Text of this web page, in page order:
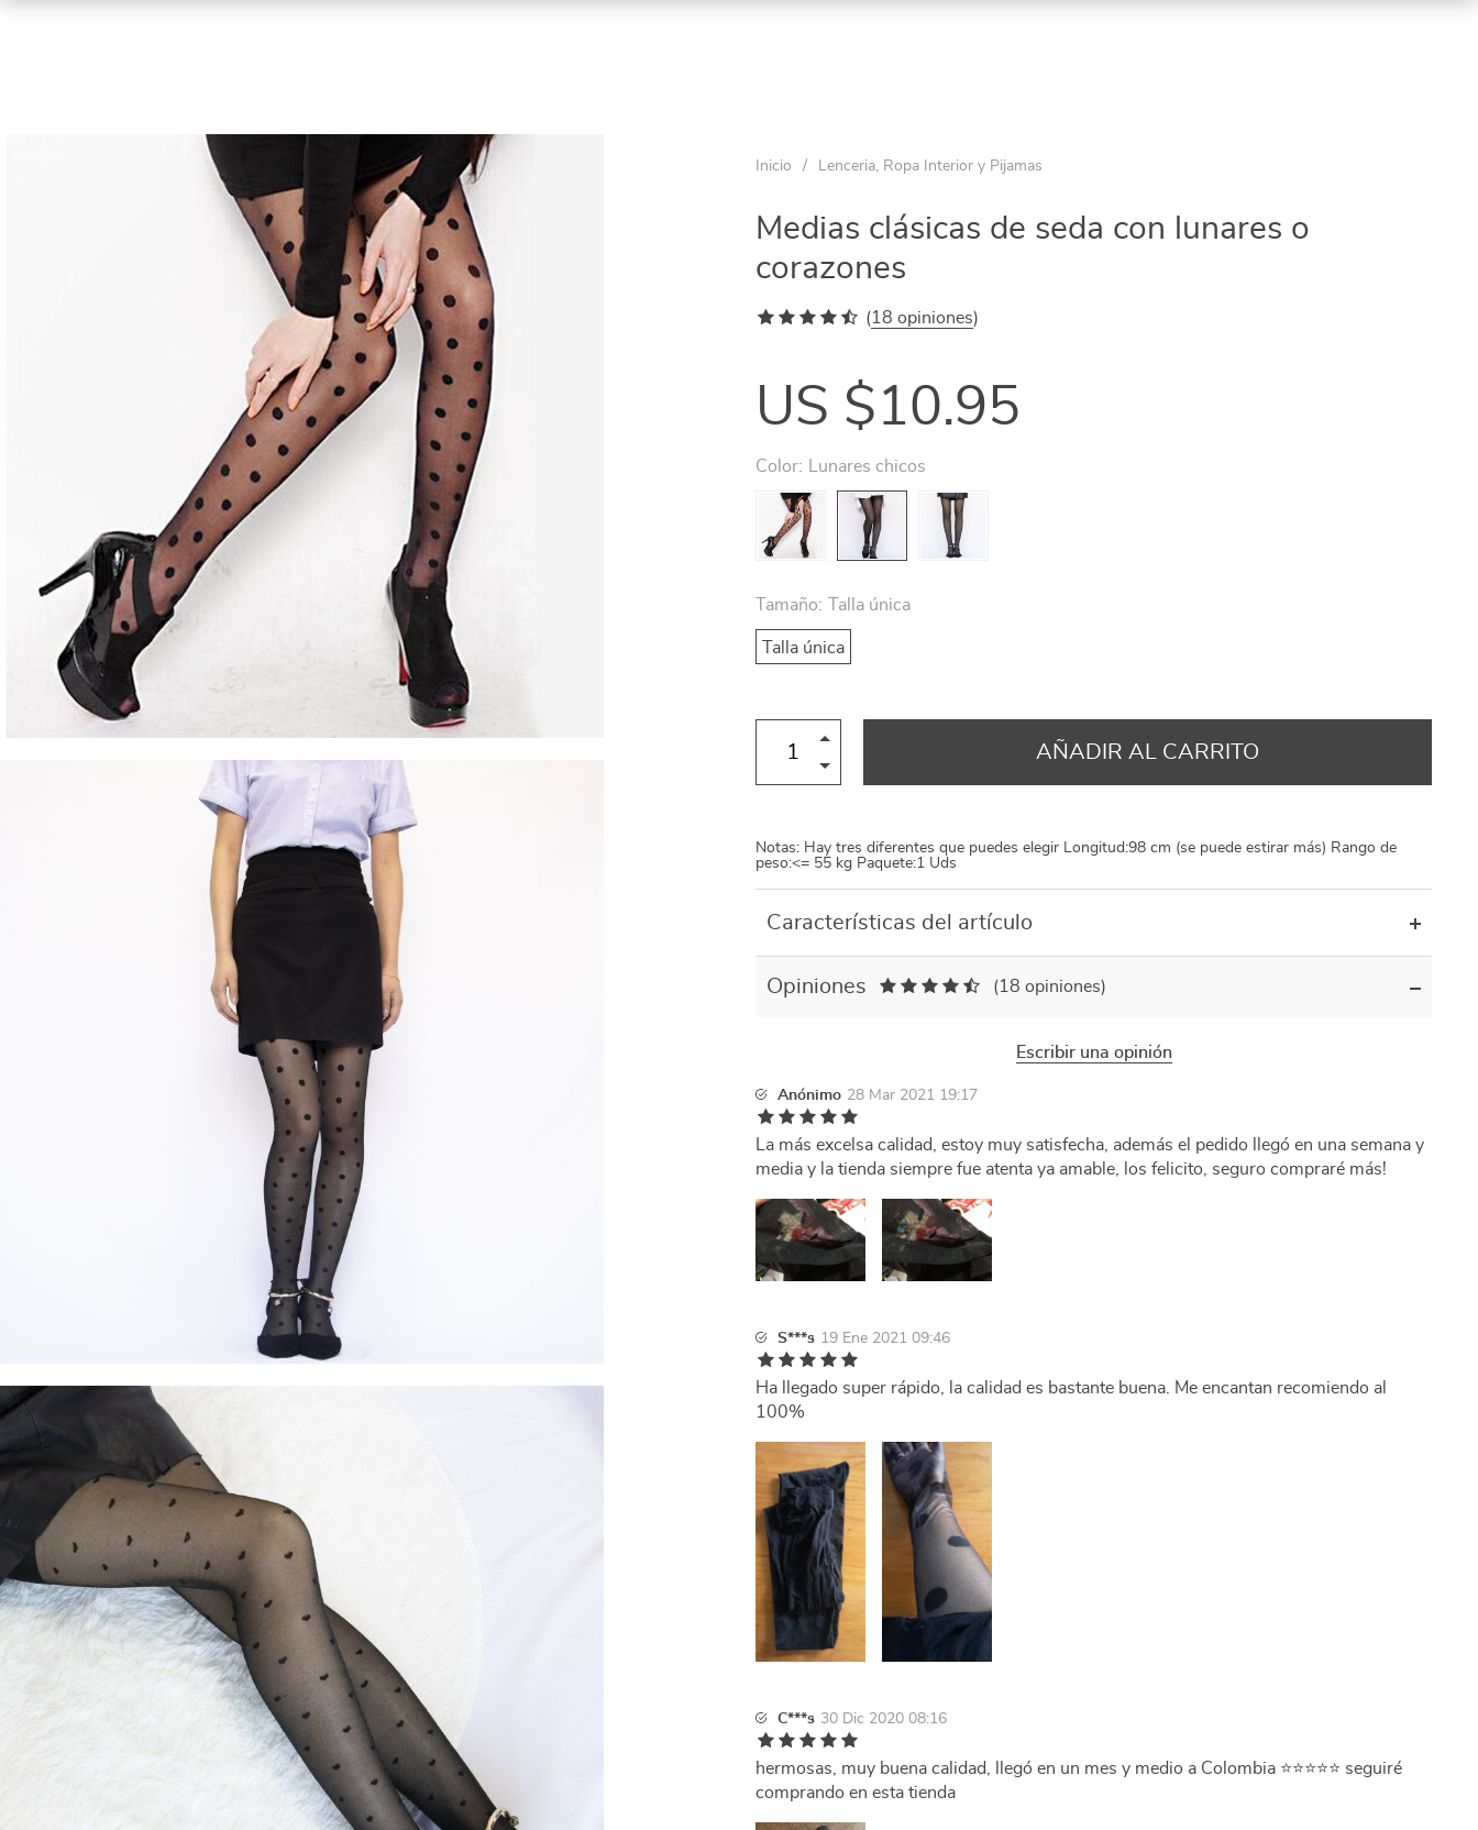
31
Pantalones Vaqueros / Jeans
Lenceria, Ropa Interior y Pijamas
Monos – Jumpsuits
Pantalones, chandals/ joggins y
Suéteres Grandes
Camiseta de tirantes – Sin mangas
Camisetas de manga corta
Camisetas manga larga
Enteriza
Vestidos
Cortos
Estampados
Estilo Vintage
Largos
Manga Corta
Manga Larga
Sin Manga
Oversized
Inicio / Lenceria, Ropa Interior y Pijamas
Medias clásicas de seda con lunares o
corazones
(18 opiniones)
US $10.95
Color: Lunares chicos
Tamaño: Talla única
Talla única
AÑADIR AL CARRITO
Notas: Hay tres diferentes que puedes elegir Longitud:98 cm (se puede estirar más) Rango de
peso:<= 55 kg Paquete:1 Uds
Características del artículo
Opiniones (18 opiniones)
Escribir una opinión
Anónimo 28 Mar 2021 19:17
La más excelsa calidad, estoy muy satisfecha, además el pedido llegó en una semana y
media y la tienda siempre fue atenta ya amable, los felicito, seguro compraré más!
S***s 19 Ene 2021 09:46
Ha llegado super rápido, la calidad es bastante buena. Me encantan recomiendo al
100%
C***s 30 Dic 2020 08:16
hermosas, muy buena calidad, llegó en un mes y medio a Colombia ⭐⭐⭐⭐⭐ seguiré
comprando en esta tienda